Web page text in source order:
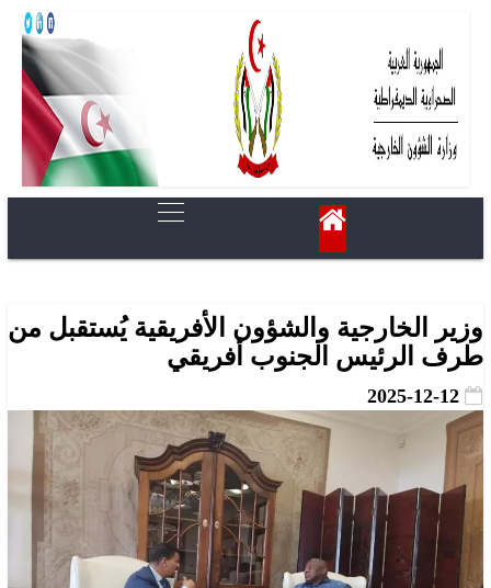
وزير الخارجية والشؤون الأفريقية يُستقبل من
طرف الرئيس الجنوب أفريقي
2025-12-12